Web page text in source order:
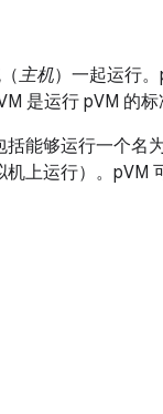
主机）一起运行
是运行 pVM 的标
括能够运行一个名
上运行）。pVM